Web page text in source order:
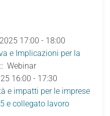
17:00 - 18:00
e Implicazioni per la
:: Webinar
16:00 - 17:30
e impatti per le imprese
e collegato lavoro